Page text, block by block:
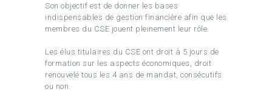
Son objectif est de donner les bases
indispensables de gestion financière afin que les
membres du CSE jouent pleinement leur rôle.
Les élus titulaires du CSE ont droit à 5 jours de
formation sur les aspects économiques, droit
renouvelé tous les 4 ans de mandat, consécutifs
ou non.